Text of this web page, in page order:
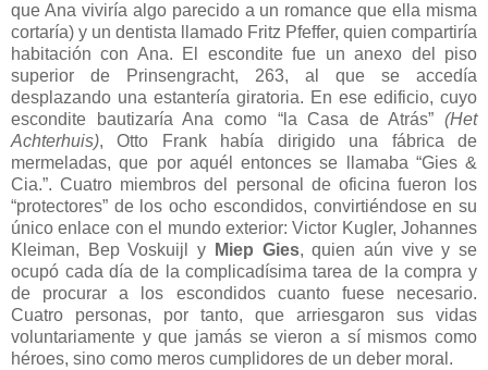
que Ana viviría algo parecido a un romance que ella misma
cortaría) y un dentista llamado Fritz Pfeffer, quien compartiría
habitación con Ana. El escondite fue un anexo del piso
superior de Prinsengracht, 263, al que se accedía
desplazando una estantería giratoria. En ese edificio, cuyo
escondite bautizaría Ana como “la Casa de Atrás” (Het
Achterhuis), Otto Frank había dirigido una fábrica de
mermeladas, que por aquél entonces se llamaba “Gies &
Cia.”. Cuatro miembros del personal de oficina fueron los
“protectores” de los ocho escondidos, convirtiéndose en su
único enlace con el mundo exterior: Victor Kugler, Johannes
Kleiman, Bep Voskuijl y
Miep Gies, quien aún vive y se
ocupó cada día de la complicadísima tarea de la compra y
de procurar a los escondidos cuanto fuese necesario.
Cuatro personas, por tanto, que arriesgaron sus vidas
voluntariamente y que jamás se vieron a sí mismos como
héroes, sino como meros cumplidores de un deber moral.